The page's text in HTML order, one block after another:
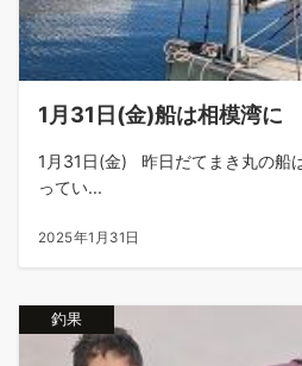
1月31日(金)船は相模湾に
1月31日(金) 昨日だてまき丸の船
ってい...
2025年1月31日
釣果